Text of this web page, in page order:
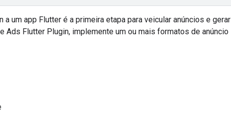
a um app Flutter é a primeira etapa para veicular anúncios e gerar
Ads Flutter Plugin, implemente um ou mais formatos de anúncio